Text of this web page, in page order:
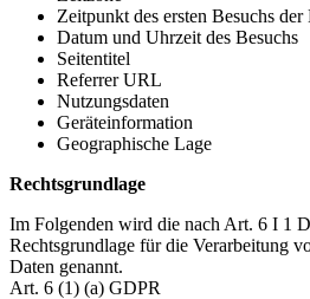
Zeitpunkt des ersten Besuchs der
Datum und Uhrzeit des Besuchs
Seitentitel
Referrer URL
Nutzungsdaten
Geräteinformation
Geographische Lage
Rechtsgrundlage
Im Folgenden wird die nach Art. 6 I 1
Rechtsgrundlage für die Verarbeitung
Daten genannt.
Art. 6 (1) (a) GDPR